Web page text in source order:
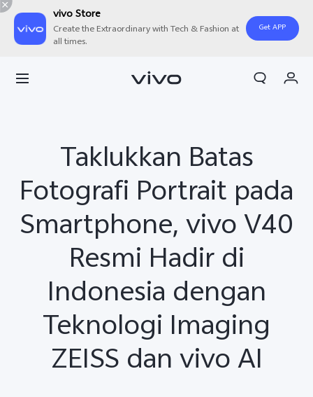
vivo Store
Create the Extraordinary with Tech & Fashion at
all times.
Get APP
Akun SayaTaklukkan Batas
Fotografi Portrait pada
Smartphone, vivo V40
Resmi Hadir di
Indonesia dengan
Teknologi Imaging
ZEISS dan vivo AI